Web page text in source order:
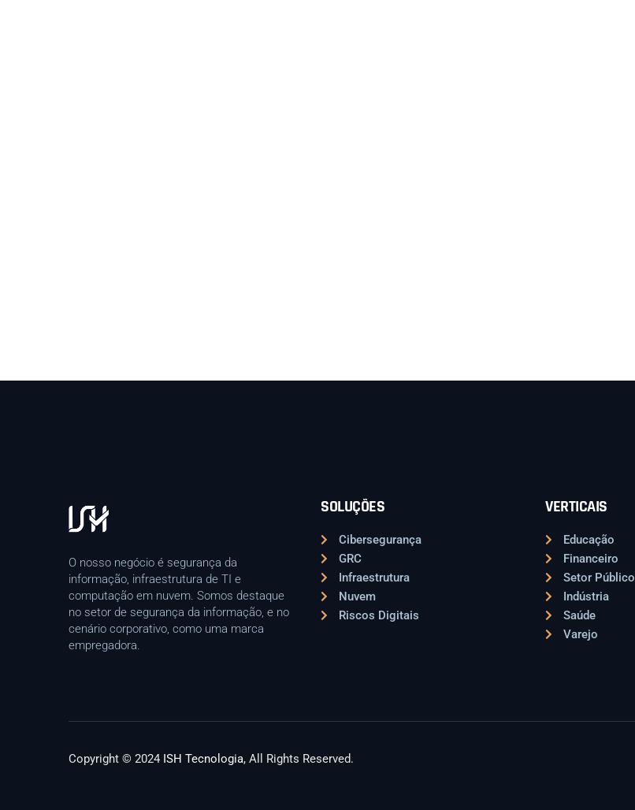
O nosso negócio é segurança da
informação, infraestrutura de TI e
computação em nuvem. Somos destaque
no setor de segurança da informação, e no
cenário corporativo, como uma marca
empregadora.
SOLUÇÕES
Cibersegurança
GRC
Infraestrutura
Nuvem
Riscos Digitais
VERTICAIS
Educação
Financeiro
Setor Público
Indústria
Saúde
Varejo
Copyright © 2024 ISH Tecnologia, All Rights Reserved.